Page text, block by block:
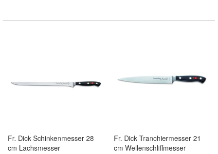
Fr. Dick Schinkenmesser 28
cm Lachsmesser
Fr. Dick Tranchiermesser 21
cm Wellenschliffmesser